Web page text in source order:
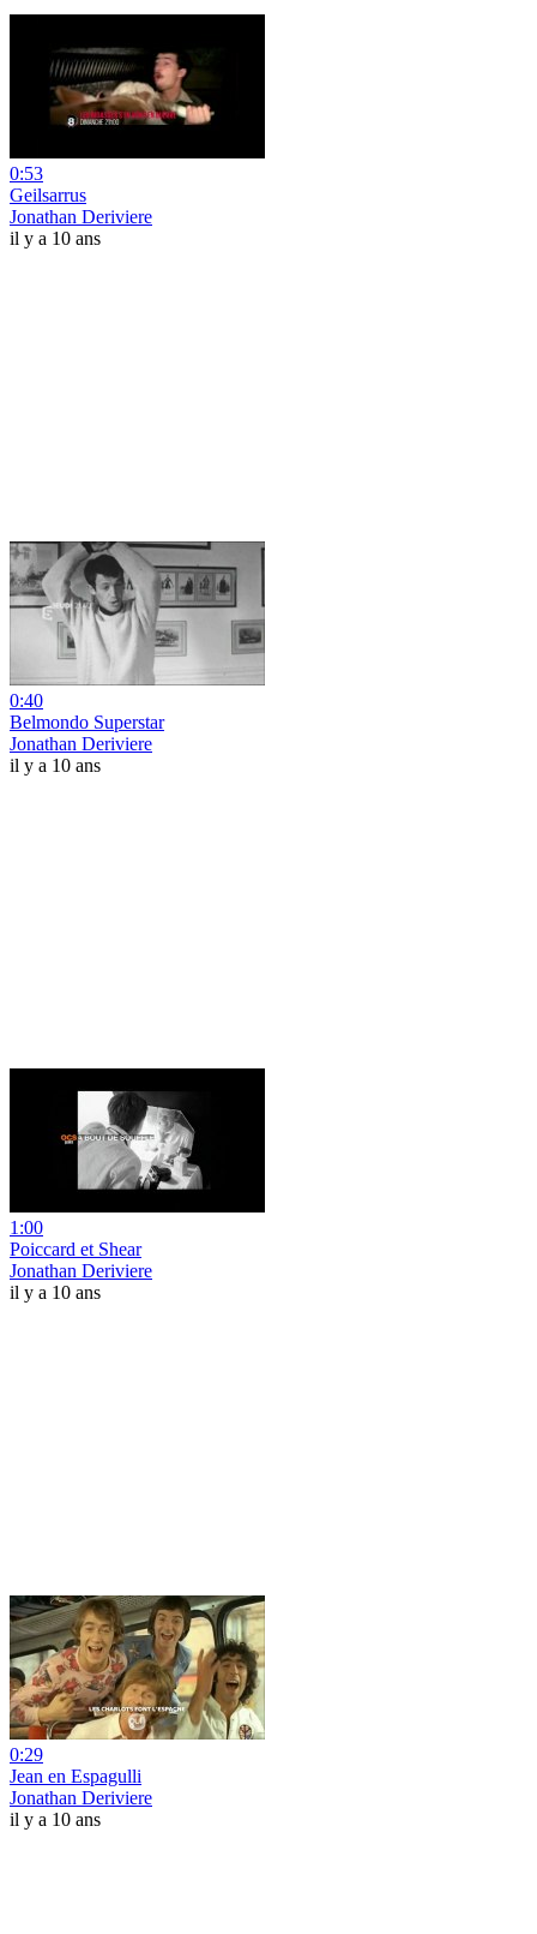
0:53
Geilsarrus
Jonathan Deriviere
il y a 10 ans
0:40
Belmondo Superstar
Jonathan Deriviere
il y a 10 ans
1:00
Poiccard et Shear
Jonathan Deriviere
il y a 10 ans
0:29
Jean en Espagulli
Jonathan Deriviere
il y a 10 ans